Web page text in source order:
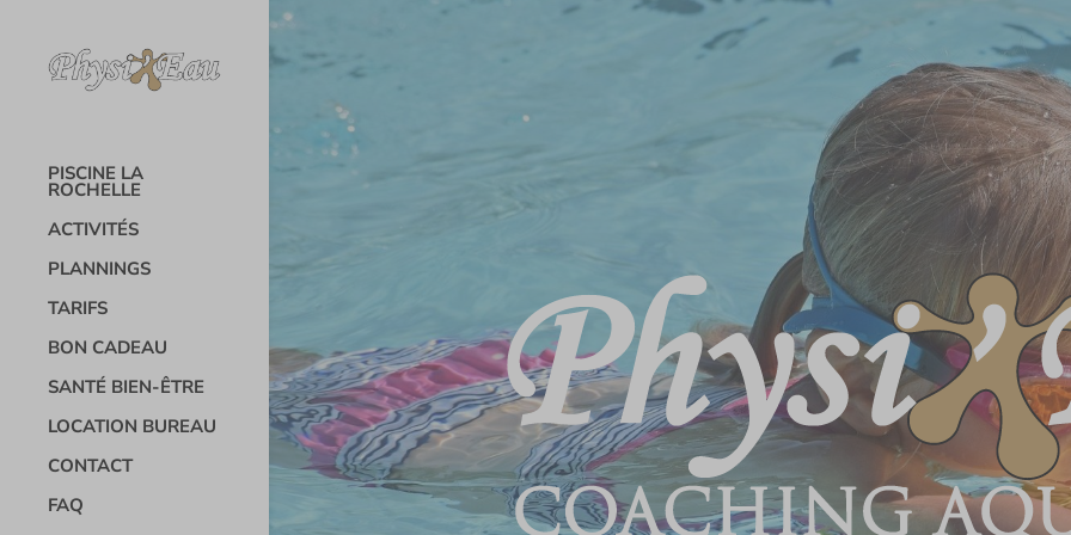
PISCINE LA
ROCHELLE
ACTIVITÉS
PLANNINGS
TARIFS
BON CADEAU
SANTÉ BIEN-ÊTRE
LOCATION BUREAU
CONTACT
FAQ